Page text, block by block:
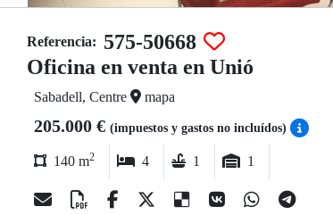
Referencia: 575-50668
Oficina en venta en Unió
Sabadell, Centre mapa
205.000 € (impuestos y gastos no incluídos)
140 m2 4 1 1